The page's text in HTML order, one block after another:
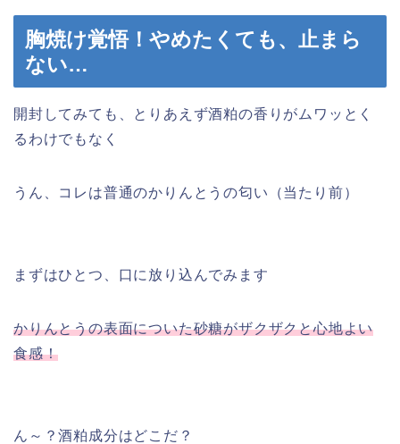
胸焼け覚悟！やめたくても、止まら
ない…
開封してみても、とりあえず酒粕の香りがムワッとく
るわけでもなく
うん、コレは普通のかりんとうの匂い（当たり前）
まずはひとつ、口に放り込んでみます
かりんとうの表面についた砂糖がザクザクと心地よい
食感！
ん～？酒粕成分はどこだ？